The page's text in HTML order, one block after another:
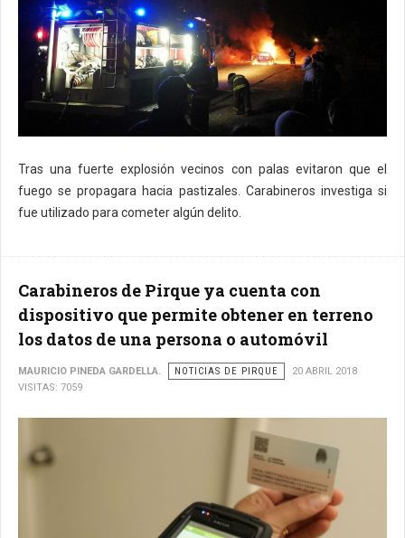
Tras una fuerte explosión vecinos con palas evitaron que el
fuego se propagara hacia pastizales. Carabineros investiga si
fue utilizado para cometer algún delito.
Carabineros de Pirque ya cuenta con
dispositivo que permite obtener en terreno
los datos de una persona o automóvil
MAURICIO PINEDA GARDELLA. NOTICIAS DE PIRQUE
20 ABRIL 2018
VISITAS: 7059